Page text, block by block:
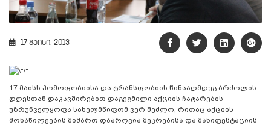
17 მაისი, 2013
17 მაისს ჰომოფობიისა და ტრანსფობიის წინააღმდეგ ბრძოლის
დღესთან დაკავშირებით დაგეგმილი აქციის ჩატარების
უზრუნველყოფა სახელმწიფომ ვერ შეძლო, რითაც აქციის
მონაწილეების მიმართ დაარღვია შეკრებისა და მანიფესტაციის